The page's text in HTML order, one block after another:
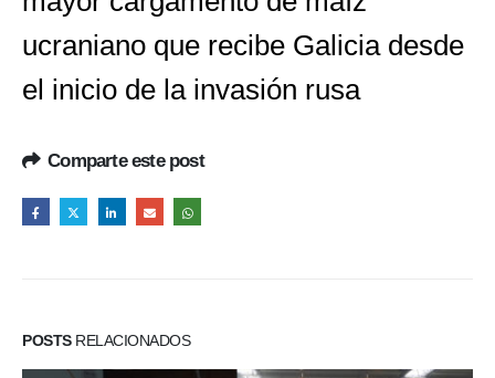
ucraniano que recibe Galicia desde
el inicio de la invasión rusa
Comparte este post
POSTSRELACIONADOS